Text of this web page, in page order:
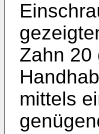
Zahn 20
mittels